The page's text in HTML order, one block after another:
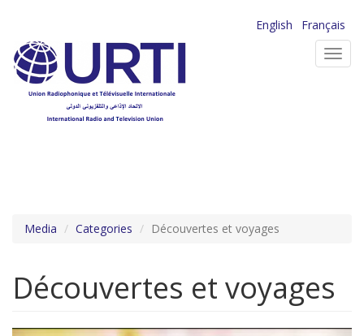
contenu
principal
English
Français
Media Categories Découvertes et voyages
Découvertes et voyages